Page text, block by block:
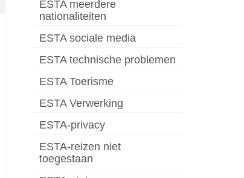
ESTA meerdere
nationaliteiten
ESTA sociale media
ESTA technische problemen
ESTA Toerisme
ESTA Verwerking
ESTA-privacy
ESTA-reizen niet
toegestaan